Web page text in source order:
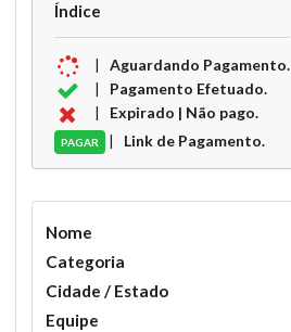
Índice
|Aguardando Pagamento.
| Pagamento Efetuado.
| Expirado | Não pago.
PAGAR | Link de Pagamento.
Nome
Categoria
Cidade / Estado
Equipe